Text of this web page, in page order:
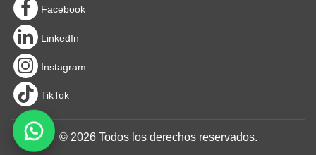
Facebook
LinkedIn
Instagram
TikTok
© 2026 Todos los derechos reservados.